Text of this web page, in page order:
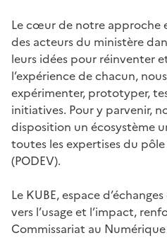
Le cœur de notre approche
des acteurs du ministère
leurs idées pour réinventer
l’expérience de chacun,
expérimenter, prototyper,
initiatives. Pour y parvenir,
disposition un écosystème
toutes les expertises du
(PODEV).
Le KUBE, espace
vers l’usage et l’impact,
Commissariat au